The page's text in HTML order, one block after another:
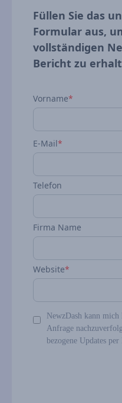
Füllen Sie das
Formular aus,
vollständigen
Bericht zu
Vorname*
E-Mail*
Telefon
Firma Name
Website*
NewzDash kann
Anfrage
bezogene Updates